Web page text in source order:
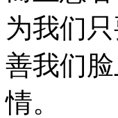
为我们
善我们
情。